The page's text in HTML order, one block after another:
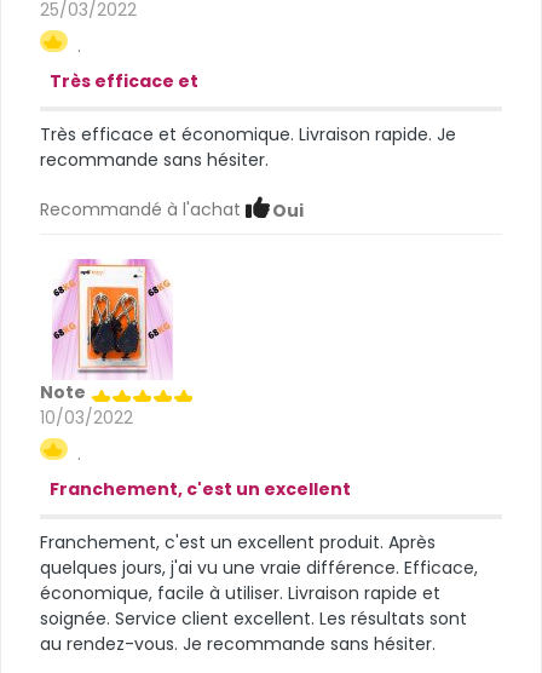
25/03/2022
.
Très efficace et
Très efficace et économique. Livraison rapide. Je
recommande sans hésiter.
Recommandé à l'achat Oui
Note
10/03/2022
.
Franchement, c'est un excellent
Franchement, c'est un excellent produit. Après
quelques jours, j'ai vu une vraie différence. Efficace,
économique, facile à utiliser. Livraison rapide et
soignée. Service client excellent. Les résultats sont
au rendez-vous. Je recommande sans hésiter.